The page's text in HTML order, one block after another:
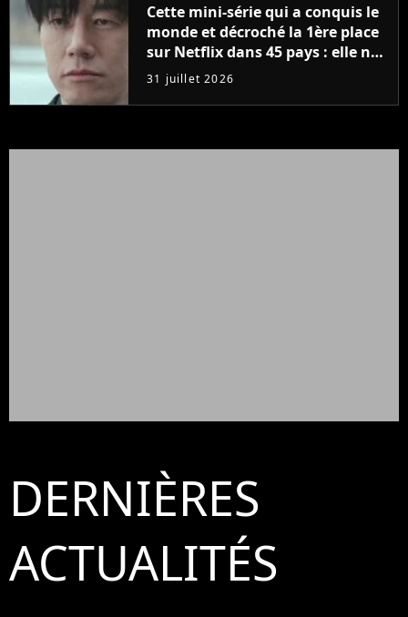
Cette mini-série qui a conquis le
monde et décroché la 1ère place
sur Netflix dans 45 pays : elle ne
compte que 10 épisodes et c'est
un phénomène mondial
31 juillet 2026
DERNIÈRES
ACTUALITÉS